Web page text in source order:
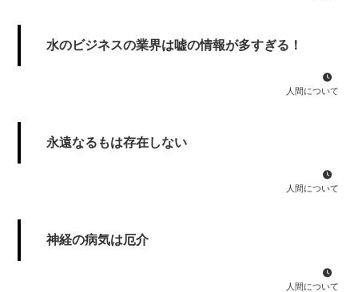
水のビジネスの業界は嘘の情報が多すぎる！
人間について
永遠なるもは存在しない
人間について
神経の病気は厄介
人間について